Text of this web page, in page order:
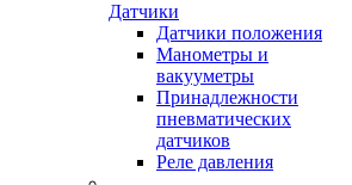
Датчики
Датчики положения
Манометры и
вакууметры
Принадлежности
пневматических
датчиков
Реле давления